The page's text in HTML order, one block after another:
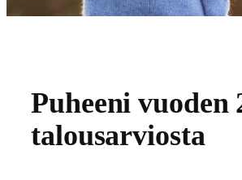
Puheeni vuoden
talousarviosta